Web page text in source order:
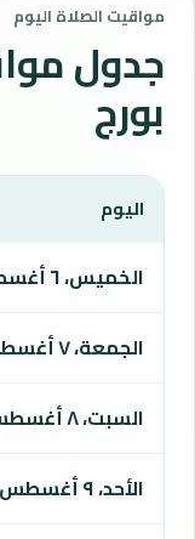
مواقيت الصلاة اليوم
بورج
يعرض هذا الجدول مواقيت الصلاة لمدة 7 أيام في بورج،
اليوم
الخميس، ٦ أغسطس ٢٠٢٦
الجمعة، ٧ أغسطس ٢٠٢٦
السبت، ٨ أغسطس ٢٠٢٦
الأحد، ٩ أغسطس ٢٠٢٦